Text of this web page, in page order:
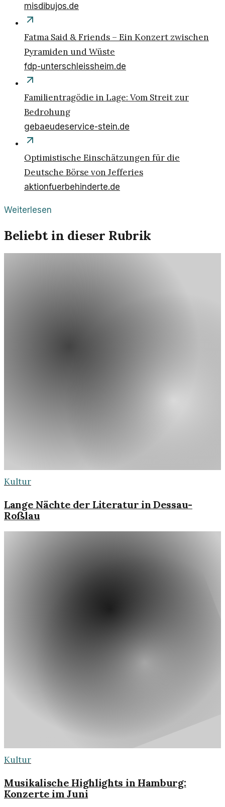
misdibujos.de
Fatma Said & Friends – Ein Konzert zwischen
Pyramiden und Wüste
fdp-unterschleissheim.de
Familientragödie in Lage: Vom Streit zur
Bedrohung
gebaeudeservice-stein.de
Optimistische Einschätzungen für die
Deutsche Börse von Jefferies
aktionfuerbehinderte.de
Weiterlesen
Beliebt in dieser Rubrik
Kultur
Lange Nächte der Literatur in Dessau-
Roßlau
Kultur
Musikalische Highlights in Hamburg:
Konzerte im Juni